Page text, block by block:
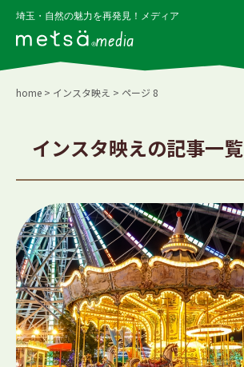
埼玉・自然の魅力を再発見！メディア
media
home > インスタ映え > ページ 8
インスタ映えの記事一覧